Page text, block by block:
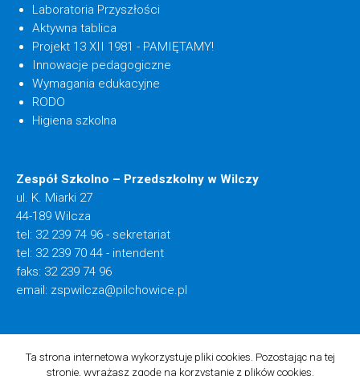
Laboratoria Przyszłości
Aktywna tablica
Projekt 13 XII 1981 - PAMIĘTAMY!
Innowacje pedagogiczne
Wymagania edukacyjne
RODO
Higiena szkolna
Zespół Szkolno – Przedszkolny w Wilczy
ul. K. Miarki 27
44-189 Wilcza
tel: 32 239 74 96 - sekretariat
tel: 32 239 70 44 - intendent
faks: 32 239 74 96
email: zspwilcza@pilchowice.pl
Realizacja: Lioosys
Ta strona internetowa wykorzystuje pliki cookies. Pozostając na tej
stronie, wyrażasz zgodę na korzystanie z plików cookies.